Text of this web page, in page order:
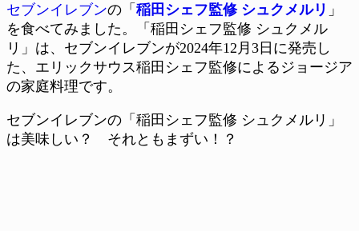
セブンイレブンの「 稲田シェフ監修 シュクメルリ 」
を食べてみました。「稲田シェフ監修 シュクメル
リ」は、セブンイレブンが2024年12月3日に発売し
た、エリックサウス稲田シェフ監修によるジョージア
の家庭料理です。
セブンイレブンの「稲田シェフ監修 シュクメルリ」
は美味しい？ それともまずい！？